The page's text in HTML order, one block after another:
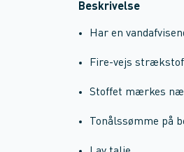
Beskrivelse
Har en
Fire-vejs
Stoffet mærkes
Tonålssømme på